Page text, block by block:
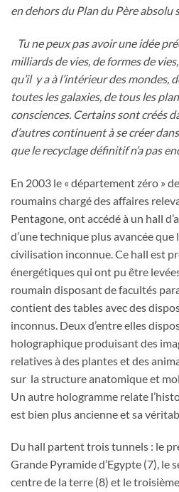
en dehors du Plan du Père absolu
Tu ne peux pas avoir une idée
milliards de vies, de formes de
qu’il y a à l’intérieur des mondes,
toutes les galaxies, de tous les
consciences. Certains sont créés
d’autres continuent à se créer
que le recyclage définitif n’a pas
En 2003 le « département zéro »
roumains chargé des affaires
Pentagone, ont accédé à un hall
d’une technique plus avancée
civilisation inconnue. Ce hall est
énergétiques qui ont pu être
roumain disposant de facultés
contient des tables avec des
inconnus. Deux d’entre elles
holographique produisant des
relatives à des plantes et des
sur la structure anatomique et
Un autre hologramme relate
est bien plus ancienne et sa
Du hall partent trois tunnels : le
Grande Pyramide d’Egypte (7), le
centre de la terre (8) et le